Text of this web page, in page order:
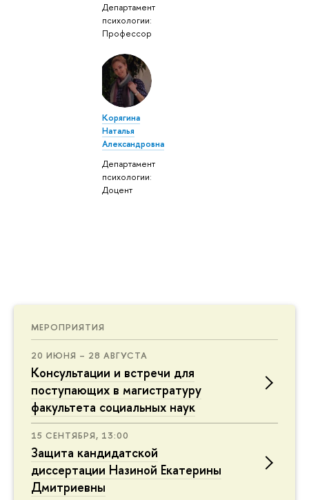
МЕРОПРИЯТИЯ
20 ИЮНЯ – 28 АВГУСТА
Консультации и встречи для
поступающих в магистратуру
факультета социальных наук
15 СЕНТЯБРЯ, 13:00
Защита кандидатской
диссертации Назиной Екатерины
Дмитриевны
Департамент
психологии:
Профессор
Корягина
Наталья
Александровна
Департамент
психологии:
Доцент